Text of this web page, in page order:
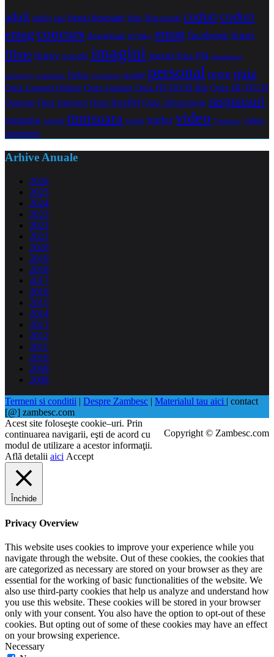
adult audio bani benzi desenate blog Bucuresti coduricoduri
emag concurs download DVDRip emag facebook femei
filme funny google imagini jocuri Kiss FM maramures
messenger noiembrie Nokia octombrie orange personal pozequiz
Quiz Comert Online Quiz Gadget Quiz HI-TECH Biz Quiz HI-TECH
Oameni Quiz Internet Quiz KissFM Quiz Tehnologie raspunsuri
romania sugestii timisoara torrent trailer video Vodafone yahoo
messenger
Arhive Anuale
2026
2025
2024
2023
2022
2021
2020
2019
2018
2017
2016
2015
2014
2013
2012
2011
2010
2009
2008
Termeni si conditii | Despre Zambesc | Materialul tau aici | contact
[@] zambesc.com
Copyright © Zambesc.com
Acest site foloseşte cookie–uri. Prin
continuarea navigarii, eşti de acord cu
modul de utilizare a acestor informaţii.
Află detalii aici Accept
Închide
Privacy Overview
This website uses cookies to improve your experience while you
navigate through the website. Out of these cookies, the cookies that
are categorized as necessary are stored on your browser as they are
essential for the working of basic functionalities of the website. We
also use third-party cookies that help us analyze and understand how
you use this website. These cookies will be stored in your browser
only with your consent. You also have the option to opt-out of these
cookies. But opting out of some of these cookies may have an effect
on your browsing experience.
Necessary